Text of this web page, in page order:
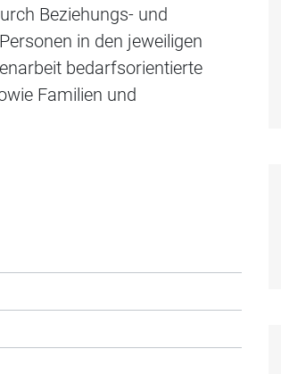
Beziehungs- und
in den jeweiligen
bedarfsorientierte
Familien und